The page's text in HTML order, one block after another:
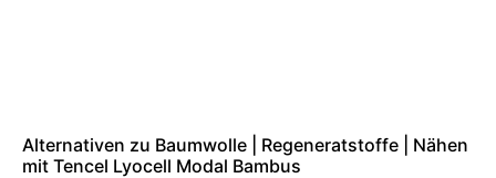
Alternativen zu Baumwolle | Regeneratstoffe | Nähen
mit Tencel Lyocell Modal Bambus